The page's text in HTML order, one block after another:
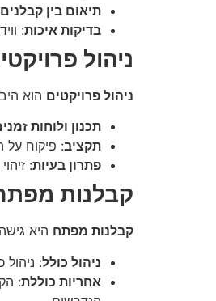
תיאום בין קבלנים
בדיקות איכות:
ניהול
ניהול פרויקטים הוא
תכנון ולוחות
תקציב: פיקוח על
פתרון בעיות:
קבלנות
קבלנות מפתח היא
ניהול כולל:
אחריות כוללת: